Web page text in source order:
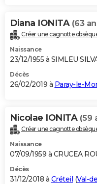
Diana IONITA (63
Créer une cagnotte
Naissance
23/12/1955 à SIMLEU
Décès
26/02/2019 à Paray-le-
Nicolae IONITA (59
Créer une cagnotte
Naissance
07/09/1959 à CRUCEA
Décès
31/12/2018 à Créteil (Val-